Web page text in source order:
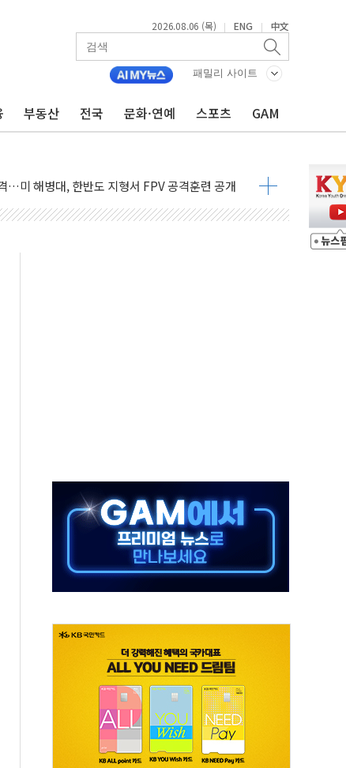
2026.08.06 (목) | ENG | 中文
패밀리 사이트
부동산 전국 문화·연예 스포츠 GAM
! 수족구병이 다시 유행합니다.
터처, 기업 3만1000곳 경제통계조사
담합…76조2000억 입찰 영향"
긴 세라젬…공정위 과징금 4억3200만원
품 등 94개 제품 안전기준 '부적합'
점' 열어
중증환자 이송체계 전국 확대 점검
민석, 신천지 허위신고에 배신 사과 안 해"
욘드 디 어비스' 수상작 발표
참가…리모델링 상담 제공
종가가 넘은 건 국경 아닌 '식문화 장벽'
구리 가격 상승 전망 부각
권혼합 펀드 2종 출시
'는 사고 급등주는 팔았다